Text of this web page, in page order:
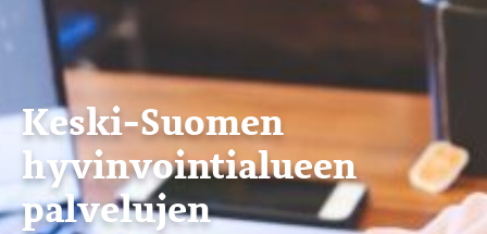
Keski-Suomen
hyvinvointialueen
palvelujen